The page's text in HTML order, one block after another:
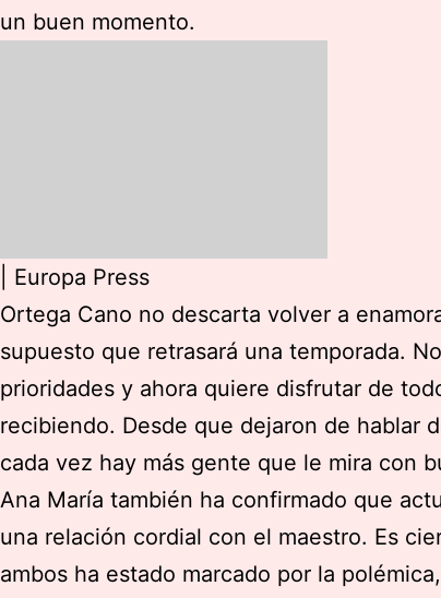
un buen momento.
Europa Press
Ortega Cano no descarta volver a
supuesto que retrasará una temporada.
prioridades y ahora quiere disfrutar de
recibiendo. Desde que dejaron de hablar
cada vez hay más gente que le mira con
Ana María también ha confirmado que
una relación cordial con el maestro. Es
ambos ha estado marcado por la